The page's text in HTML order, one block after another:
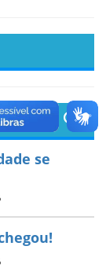
se